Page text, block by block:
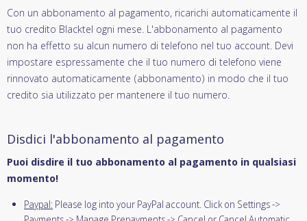
Con un abbonamento al pagamento, ricarichi automaticamente il
tuo credito Blacktel ogni mese. L'abbonamento al pagamento
non ha effetto su alcun numero di telefono nel tuo account. Devi
impostare espressamente che il tuo numero di telefono viene
rinnovato automaticamente (abbonamento) in modo che il tuo
credito sia utilizzato per mantenere il tuo numero.
Disdici l'abbonamento al pagamento
Puoi disdire il tuo abbonamento al pagamento in qualsiasi
momento!
Paypal: Please log into your PayPal account. Click on Settings ->